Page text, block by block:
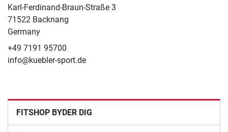
Karl-Ferdinand-Braun-Straße 3
71522 Backnang
Germany
+49 7191 95700
info@kuebler-sport.de
FITSHOP BYDER DIG